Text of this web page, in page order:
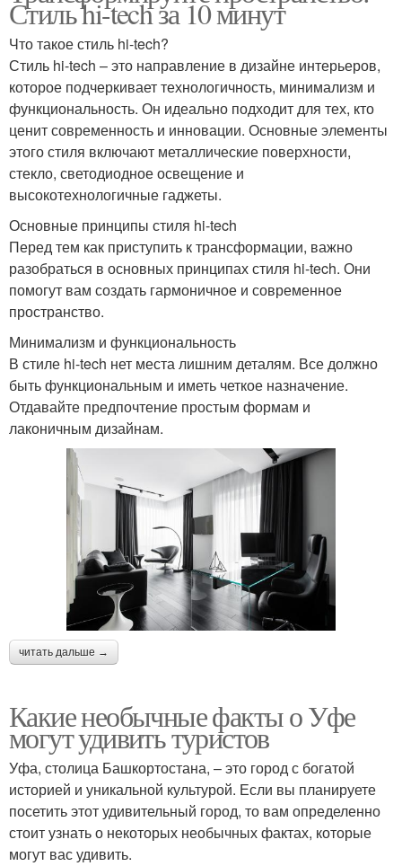
Стиль hi-tech за 10 минут
Что такое стиль hi-tech?
Стиль hi-tech – это направление в дизайне интерьеров,
которое подчеркивает технологичность, минимализм и
функциональность. Он идеально подходит для тех, кто
ценит современность и инновации. Основные элементы
этого стиля включают металлические поверхности,
стекло, светодиодное освещение и
высокотехнологичные гаджеты.
Основные принципы стиля hi-tech
Перед тем как приступить к трансформации, важно
разобраться в основных принципах стиля hi-tech. Они
помогут вам создать гармоничное и современное
пространство.
Минимализм и функциональность
В стиле hi-tech нет места лишним деталям. Все должно
быть функциональным и иметь четкое назначение.
Отдавайте предпочтение простым формам и
лаконичным дизайнам.
читать дальше →
Какие необычные факты о Уфе
могут удивить туристов
Уфа, столица Башкортостана, – это город с богатой
историей и уникальной культурой. Если вы планируете
посетить этот удивительный город, то вам определенно
стоит узнать о некоторых необычных фактах, которые
могут вас удивить.